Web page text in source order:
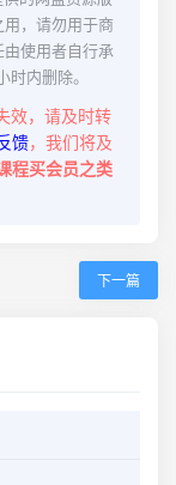
，请勿用于商
使用者自行承
内删除。
效，请及时转
馈，我们将及
程买会员之类
下一篇